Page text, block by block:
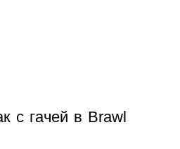
с гачей в Brawl